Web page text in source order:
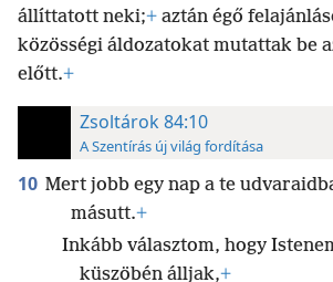
állíttatott neki;+ aztán égő
közösségi áldozatokat mutattak be
előtt.+
Zsoltárok 84:10
A Szentírás új világ fordítása
10 Mert jobb egy nap a te
másutt.+
Inkább választom, hogy
küszöbén álljak,+